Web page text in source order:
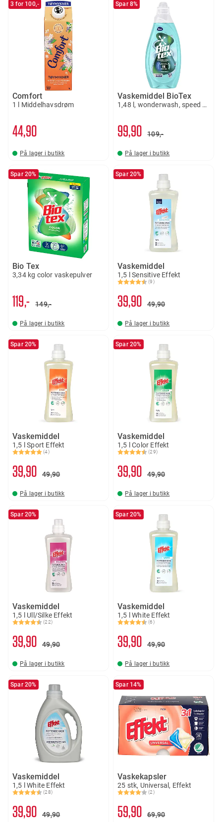
3 for 100,-
Comfort
1 l Middelhavsdrøm
4490
På lager i butikk
Spar 8%
Vaskemiddel BioTex
1,48 l, wonderwash, speed clean
99 90 109,-
På lager i butikk
Spar 20%
Bio Tex
3,34 kg color vaskepulver
119,- 149,-
På lager i butikk
Spar 20%
Vaskemiddel
1,5 l Sensitive Effekt
Karakter:
(9)
4.7 av 5 mulige
39 90 49 90
På lager i butikk
Spar 20%
Vaskemiddel
1,5 l Sport Effekt
Karakter:
(4)
5.0 av 5 mulige
39 90 49 90
På lager i butikk
Spar 20%
Vaskemiddel
1,5 l Color Effekt
Karakter:
(29)
4.3 av 5 mulige
39 90 49 90
På lager i butikk
Spar 20%
Vaskemiddel
1,5 l Ull/Silke Effekt
Karakter:
(22)
4.7 av 5 mulige
39 90 49 90
På lager i butikk
Spar 20%
Vaskemiddel
1,5 l White Effekt
Karakter:
(6)
4.5 av 5 mulige
39 90 49 90
På lager i butikk
Spar 20%
Vaskemiddel
1,5 l White Effekt
Karakter:
(28)
4.5 av 5 mulige
39 90 49 90
Spar 14%
Vaskekapsler
25 stk, Universal, Effekt
Karakter:
(2)
4.0 av 5 mulige
59 90 69 90